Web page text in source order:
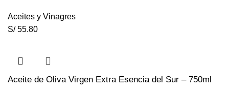
Aceites y Vinagres
S/55.80
Aceite de Oliva Virgen Extra Esencia del Sur – 750ml